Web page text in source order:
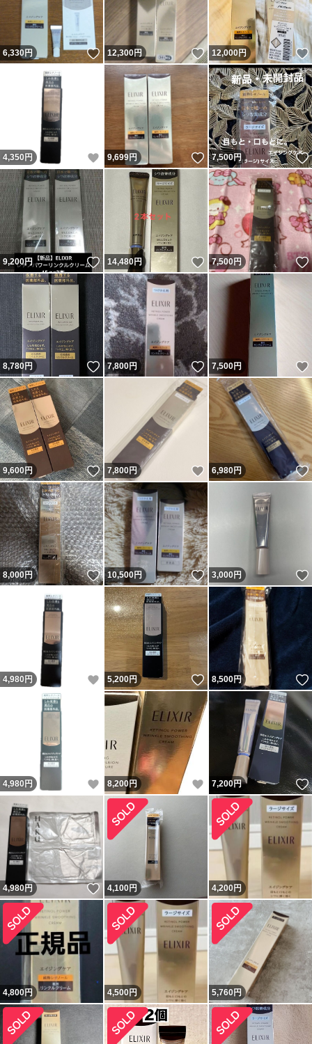
6,330円 いいね！
12,300円 いいね！
12,000円
4,350 円 いいね！
9,699円 いいね！
7,500円
9,200円 いいね！
14,480円 いいね！
7,500円
8,780円 いいね！
7,800円 いいね！
7,500円
9,600円 いいね！
7,800円 いいね！
6,980円
8,000円 いいね！
10,500円 いいね！
3,000円
4,980 円 いいね！
5,200円 いいね！
8,500円
4,980 円 いいね！
8,200円 いいね！
7,200円
4,980円 いいね！
4,100円 4,200円
4,800円 4,500円 5,760円